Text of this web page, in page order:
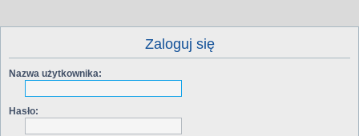
Zaloguj się
Nazwa użytkownika:
Hasło: